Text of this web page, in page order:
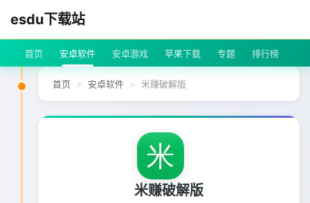
esdu下载站
首页 安卓软件 安卓游戏 苹果下载 专题 排行榜
首页 安卓软件 米赚破解版
米赚破解版